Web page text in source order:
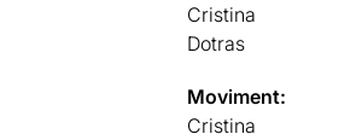
Cristina
Dotras
Moviment:
Cristina